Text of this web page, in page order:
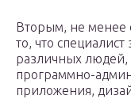
Вторым, не менее
то, что
различных людей,
программно-
приложения,